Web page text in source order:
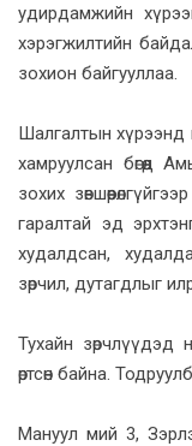
удирдамжийн
хэрэгжилтийн
зохион байгууллаа.
Шалгалтын хүрээнд
хамруулсан бөгөөд
зохих
гаралтай эд
худалдсан,
зөрчил, дутагдлыг
Тухайн
өртсөн байна.
Мануул мий 3,